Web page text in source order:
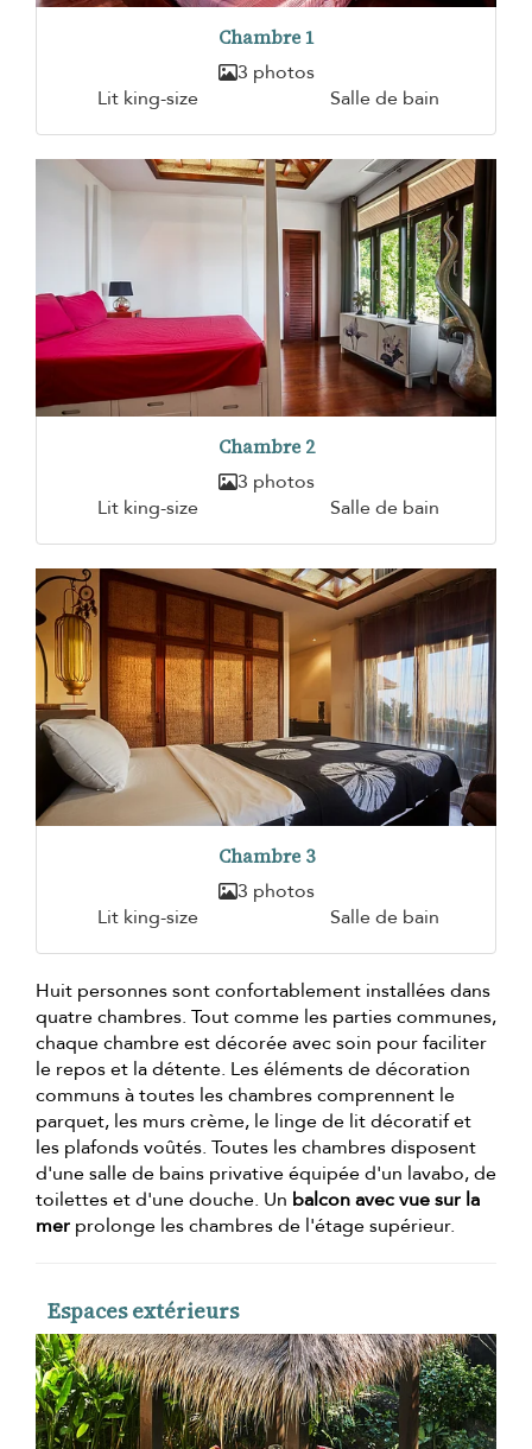
Chambre 1
3 photos
Lit king-size
Salle de bain
Chambre 2
3 photos
Lit king-size
Salle de bain
Chambre 3
3 photos
Lit king-size
Salle de bain
Huit personnes sont confortablement installées dans
quatre chambres. Tout comme les parties communes,
chaque chambre est décorée avec soin pour faciliter
le repos et la détente. Les éléments de décoration
communs à toutes les chambres comprennent le
parquet, les murs crème, le linge de lit décoratif et
les plafonds voûtés. Toutes les chambres disposent
d'une salle de bains privative équipée d'un lavabo, de
toilettes et d'une douche. Un balcon avec vue sur la
mer prolonge les chambres de l'étage supérieur.
Espaces extérieurs